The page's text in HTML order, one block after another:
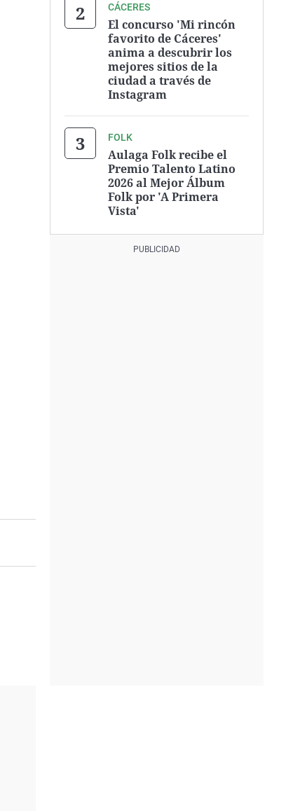
CÁCERES
El concurso 'Mi rincón
favorito de Cáceres'
anima a descubrir los
mejores sitios de la
ciudad a través de
Instagram
FOLK
Aulaga Folk recibe el
Premio Talento Latino
2026 al Mejor Álbum
Folk por 'A Primera
Vista'